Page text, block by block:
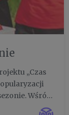
„Czas
Wśród